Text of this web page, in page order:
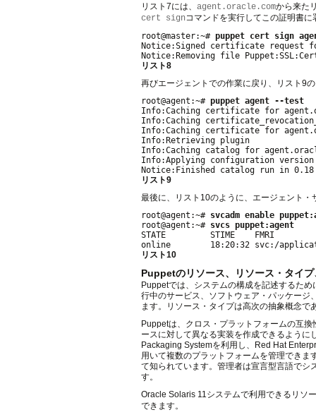
リスト7には、 agent.oracle.comから来た
cert sign コマンドを実行してこの証明書に
root@master:~# puppet cert sign
Notice:Signed certificate request
リスト8
再びエージェントでの作業に戻り、リスト9
root@agent:~# puppet agent --test
Info:Caching certificate for
Info:Caching
Info:Caching certificate for
Info:Retrieving plugin
Info:Caching catalog for
Info:Applying configuration version
リスト9
最後に、リスト10のように、エージェント・
root@agent:~# svcadm enable
root@agent:~# svcs puppet:agent
STATE         STIME    FMRI
リスト10
Puppetのリソース、リソース・タイ
Puppetでは、システムの構成を記述するため
行中のサービス、ソフトウェア・パッケージ
ます。リソース・タイプは高次の抽象概念
Puppetは、クロス・プラットフォームの互
ースに対して異なる実装を作成できるよう
Packaging Systemを利用し、Red Hat
用いて複数のプラットフォームを管理でき
て知られています。管理者は宣言型言語でシ
す。
Oracle Solaris 11システムで利用できるリソ
できます。